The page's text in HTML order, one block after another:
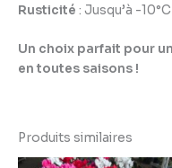
Rusticité : Jusqu’à -10°C
Un choix parfait pour
en toutes saisons !
Produits similaires
Plage